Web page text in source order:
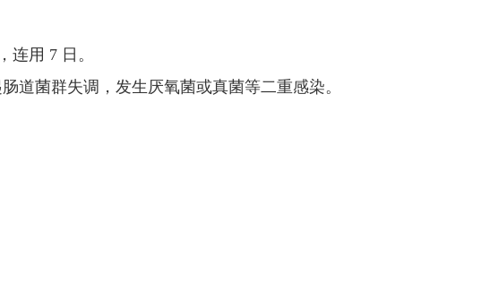
连用 7 日。
道菌群失调，发生厌氧菌或真菌等二重感染。